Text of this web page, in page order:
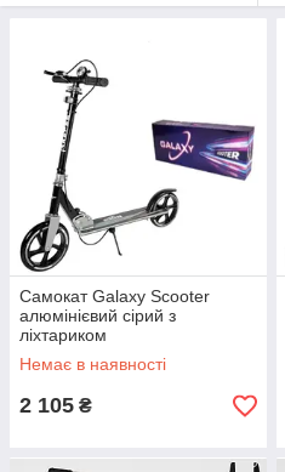
Самокат Galaxy Scooter
алюмінієвий сірий з
ліхтариком
Немає в наявності
2 105 ₴